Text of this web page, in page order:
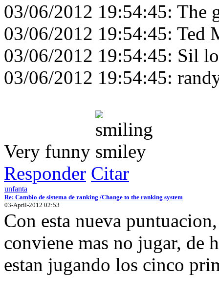
03/06/2012 19:54:45: The
03/06/2012 19:54:45: Ted
03/06/2012 19:54:45: Sil
03/06/2012 19:54:45:
Very funny
Responder Citar
unfanta
Re: Cambio de sistema de ranking /Change to the ranking system
03-April-2012 02:53
Con esta nueva
conviene mas no jugar, de
estan jugando los cinco